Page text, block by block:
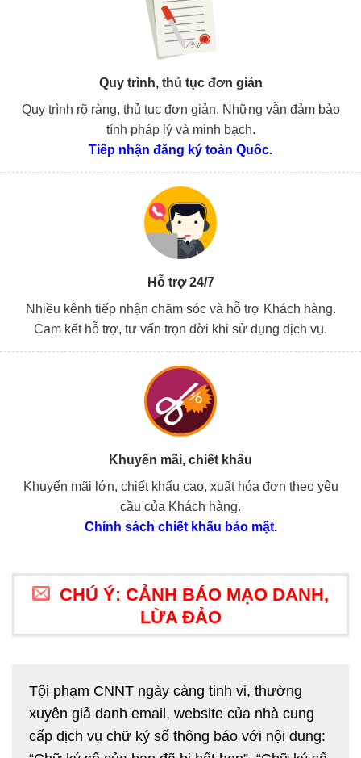
Quy trình, thủ tục đơn giản
Quy trình rõ ràng, thủ tục đơn giản. Những vẫn đảm bảo
tính pháp lý và minh bạch.
Tiếp nhận đăng ký toàn Quốc.
Hỗ trợ 24/7
Nhiều kênh tiếp nhận chăm sóc và hỗ trợ Khách hàng.
Cam kết hỗ trợ, tư vấn trọn đời khi sử dụng dịch vụ.
Khuyến mãi, chiết khấu
Khuyến mãi lớn, chiết khấu cao, xuất hóa đơn theo yêu
cầu của Khách hàng.
Chính sách chiết khấu bảo mật.
CHÚ Ý: CẢNH BÁO MẠO DANH,
LỪA ĐẢO
Tội phạm CNNT ngày càng tinh vi, thường
xuyên giả danh email, website của nhà cung
cấp dịch vụ chữ ký số thông báo với nội dung: